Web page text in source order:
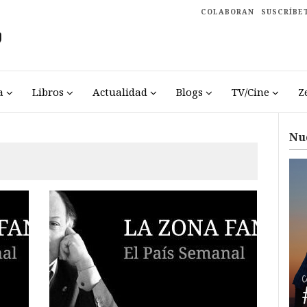
COLABORAN
Libros Actualidad Blogs TV/Cine